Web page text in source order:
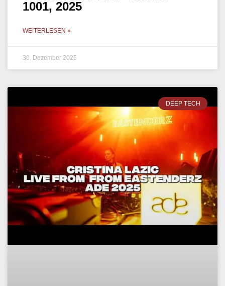
1001, 2025
WEITERLESEN »
30. Dezember 2025
DEEP TECH